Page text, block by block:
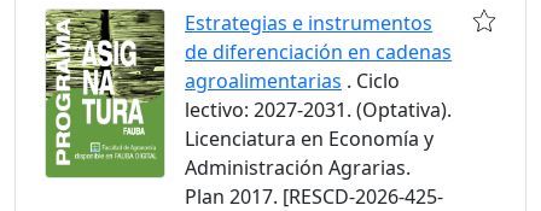
Estrategias e instrumentos
de diferenciación en cadenas
agroalimentarias . Ciclo
lectivo: 2027-2031. (Optativa).
Licenciatura en Economía y
Administración Agrarias.
Plan 2017. [RESCD-2026-425-